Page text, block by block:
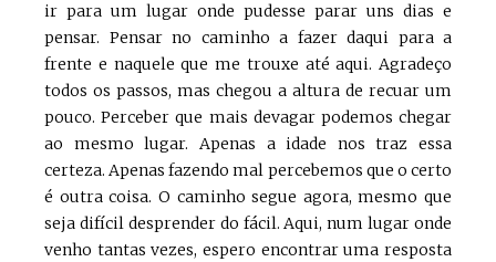
ir para um lugar onde pudesse parar uns dias e
pensar. Pensar no caminho a fazer daqui para a
frente e naquele que me trouxe até aqui. Agradeço
todos os passos, mas chegou a altura de recuar um
pouco. Perceber que mais devagar podemos chegar
ao mesmo lugar. Apenas a idade nos traz essa
certeza. Apenas fazendo mal percebemos que o certo
é outra coisa. O caminho segue agora, mesmo que
seja difícil desprender do fácil. Aqui, num lugar onde
venho tantas vezes, espero encontrar uma resposta